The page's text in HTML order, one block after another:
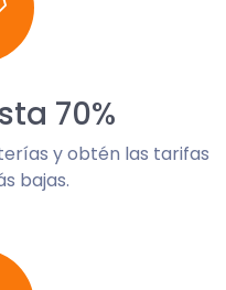
70%
y obtén las tarifas
bajas.